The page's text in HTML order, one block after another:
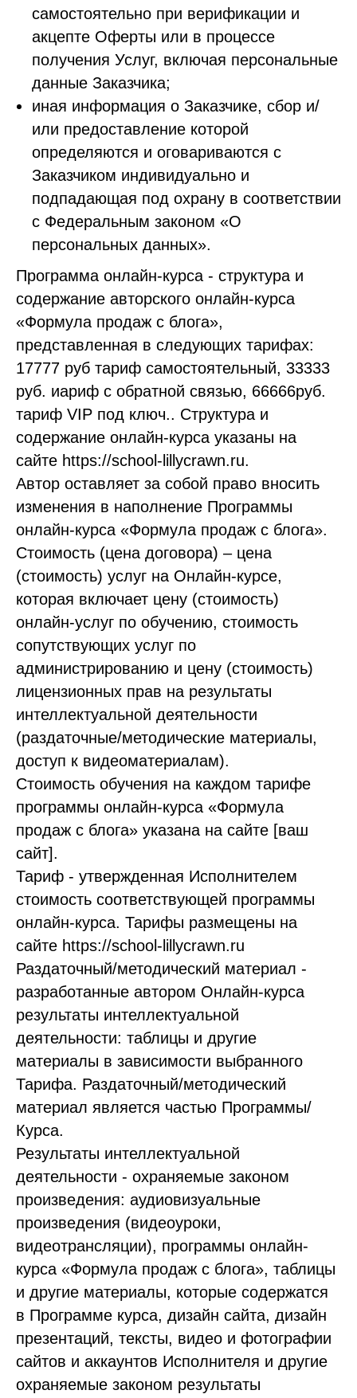
самостоятельно при верификации и
акцепте Оферты или в процессе
получения Услуг, включая персональные
данные Заказчика;
иная информация о Заказчике, сбор и/
или предоставление которой
определяются и оговариваются с
Заказчиком индивидуально и
подпадающая под охрану в соответствии
с Федеральным законом «О
персональных данных».
Программа онлайн-курса - структура и
содержание авторского онлайн-курса
«Формула продаж с блога»,
представленная в следующих тарифах:
17777 руб тариф самостоятельный, 33333
руб. иариф с обратной связью, 66666руб.
тариф VIP под ключ.. Структура и
содержание онлайн-курса указаны на
сайте https://school-lillycrawn.ru.
Автор оставляет за собой право вносить
изменения в наполнение Программы
онлайн-курса «Формула продаж с блога».
Стоимость (цена договора) – цена
(стоимость) услуг на Онлайн-курсе,
которая включает цену (стоимость)
онлайн-услуг по обучению, стоимость
сопутствующих услуг по
администрированию и цену (стоимость)
лицензионных прав на результаты
интеллектуальной деятельности
(раздаточные/методические материалы,
доступ к видеоматериалам).
Стоимость обучения на каждом тарифе
программы онлайн-курса «Формула
продаж с блога» указана на сайте [ваш
сайт].
Тариф - утвержденная Исполнителем
стоимость соответствующей программы
онлайн-курса. Тарифы размещены на
сайте https://school-lillycrawn.ru
Раздаточный/методический материал -
разработанные автором Онлайн-курса
результаты интеллектуальной
деятельности: таблицы и другие
материалы в зависимости выбранного
Тарифа. Раздаточный/методический
материал является частью Программы/
Курса.
Результаты интеллектуальной
деятельности - охраняемые законом
произведения: аудиовизуальные
произведения (видеоуроки,
видеотрансляции), программы онлайн-
курса «Формула продаж с блога», таблицы
и другие материалы, которые содержатся
в Программе курса, дизайн сайта, дизайн
презентаций, тексты, видео и фотографии
сайтов и аккаунтов Исполнителя и другие
охраняемые законом результаты